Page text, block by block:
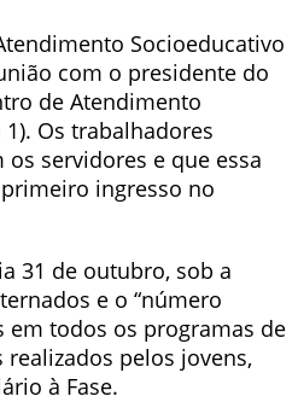
Socioeducativo
com o presidente do
de Atendimento
Os trabalhadores
servidores e que essa
ingresso no
31 de outubro, sob a
e o “número
em todos os programas de
pelos jovens,
à Fase.